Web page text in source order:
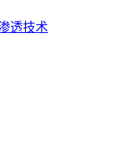
透技术